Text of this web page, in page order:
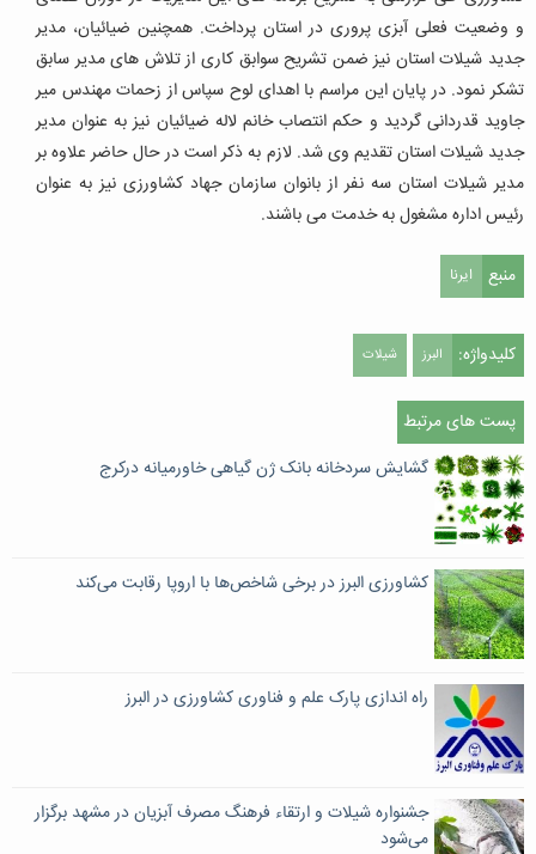
و وضعیت فعلی آبزی پروری در استان پرداخت. همچنین ضیائیان، مدیر
جدید شیلات استان نیز ضمن تشریح سوابق کاری از تلاش های مدیر سابق
تشکر نمود. در پایان این مراسم با اهدای لوح سپاس از زحمات مهندس میر
جاوید قدردانی گردید و حکم انتصاب خانم لاله ضیائیان نیز به عنوان مدیر
جدید شیلات استان تقدیم وی شد. لازم به ذکر است در حال حاضر علاوه بر
مدیر شیلات استان سه نفر از بانوان سازمان جهاد کشاورزی نیز به عنوان
رئیس اداره مشغول به خدمت می باشند.
منبع ایرنا
کلیدواژه: البرز شیلات
پست های مرتبط
گشایش سردخانه بانک ژن گیاهی خاورمیانه درکرج
کشاورزی البرز در برخی شاخص‌ها با اروپا رقابت می‌کند
راه اندازی پارک علم و فناوری کشاورزی در البرز
جشنواره شیلات و ارتقاء فرهنگ مصرف آبزیان در مشهد برگزار
می‌شود